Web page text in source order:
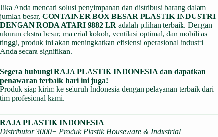
Jika Anda mencari solusi penyimpanan dan distribusi barang dalam
jumlah besar, CONTAINER BOX BESAR PLASTIK INDUSTRI
DENGAN RODA ATARI 9882 LR adalah pilihan terbaik. Dengan
ukuran ekstra besar, material kokoh, ventilasi optimal, dan mobilitas
tinggi, produk ini akan meningkatkan efisiensi operasional industri
Anda secara signifikan.
Segera hubungi RAJA PLASTIK INDONESIA dan dapatkan
penawaran terbaik hari ini juga!
Produk siap kirim ke seluruh Indonesia dengan pelayanan terbaik dari
tim profesional kami.
RAJA PLASTIK INDONESIA
Distributor 3000+ Produk Plastik Houseware & Industrial